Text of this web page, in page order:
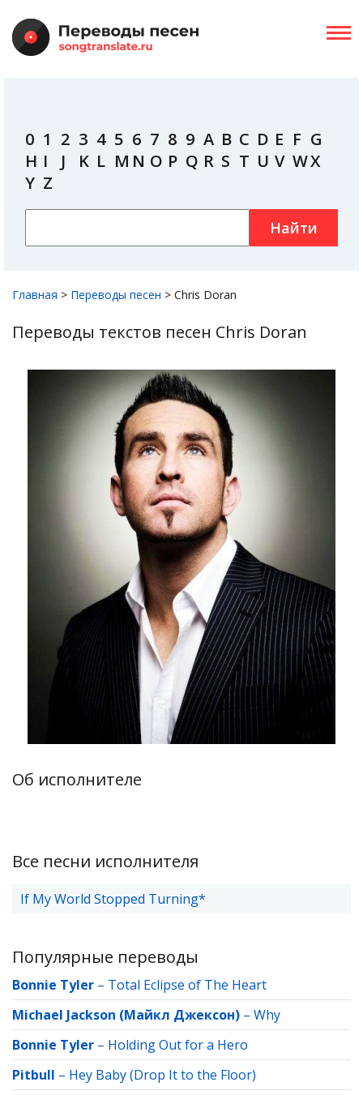
0 1 2 3 4 5 6 7 8 9 A B C D E F G
H I J K L M N O P Q R S T U V WX
Y Z
Найти
Главная > Переводы песен > Chris Doran
Переводы текстов песен Chris Doran
Об исполнителе
Все песни исполнителя
If My World Stopped Turning*
Популярные переводы
Bonnie Tyler – Total Eclipse of The Heart
Michael Jackson (Майкл Джексон) – Why
Bonnie Tyler – Holding Out for a Hero
Pitbull – Hey Baby (Drop It to the Floor)